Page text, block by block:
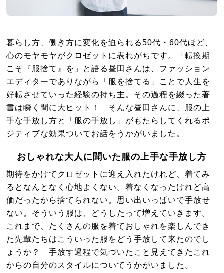
暮らし方、働き方に変化を迫られる50代・60代ほど、
心のモヤモヤがクロゼットに表れがちです。「転換期
こそ『服捨て』を」と語る昼田さんは、ファッション
エディターでありながら「服を捨てる」ことで人生を
好転させていった経験の持ち主。その過程を綴った著
書は瞬く間に大ヒット！ そんな昼田さんに、服の上
手な手放し方と「服の手放し」がもたらしてくれるポ
ジティブな効果ついてお話をうかがいました。
おしゃれな大人に聞いた服の上手な手放し方
期待をかけてクロゼットに迎え入れたけれど、着てみ
るとなんとなく心地よくない。着なくなったけれど高
価だったから捨てられない。思い出いっぱいで手放せ
ない。そういう服は、どうしたって増えていきます。
これまで、たくさんの服を着ておしゃれを楽しんでき
た先輩たちはこういった服をどう手放して来たのでし
ょうか？ 手放す過程で気づいたこと見えてきたこれ
からの自分のスタイルについてうかがいました。